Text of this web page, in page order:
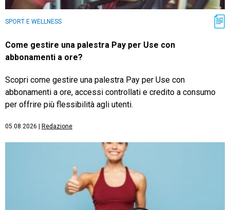
SPORT E WELLNESS
Come gestire una palestra Pay per Use con
abbonamenti a ore?
Scopri come gestire una palestra Pay per Use con
abbonamenti a ore, accessi controllati e credito a consumo
per offrire più flessibilità agli utenti.
05.08.2026 Redazione